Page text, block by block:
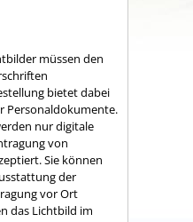
müssen den
bietet dabei
Personaldokumente.
nur digitale
von
Sie können
der
vor Ort
das Lichtbild im